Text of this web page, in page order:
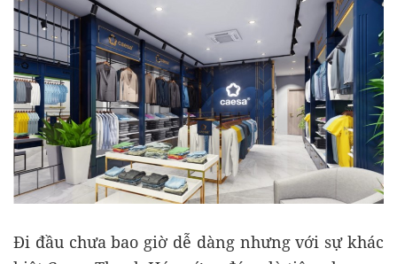
Đi đầu chưa bao giờ dễ dàng nhưng với sự khác